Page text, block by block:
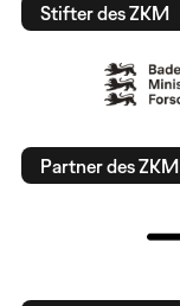
Stifter des ZKM
Partner des ZKM